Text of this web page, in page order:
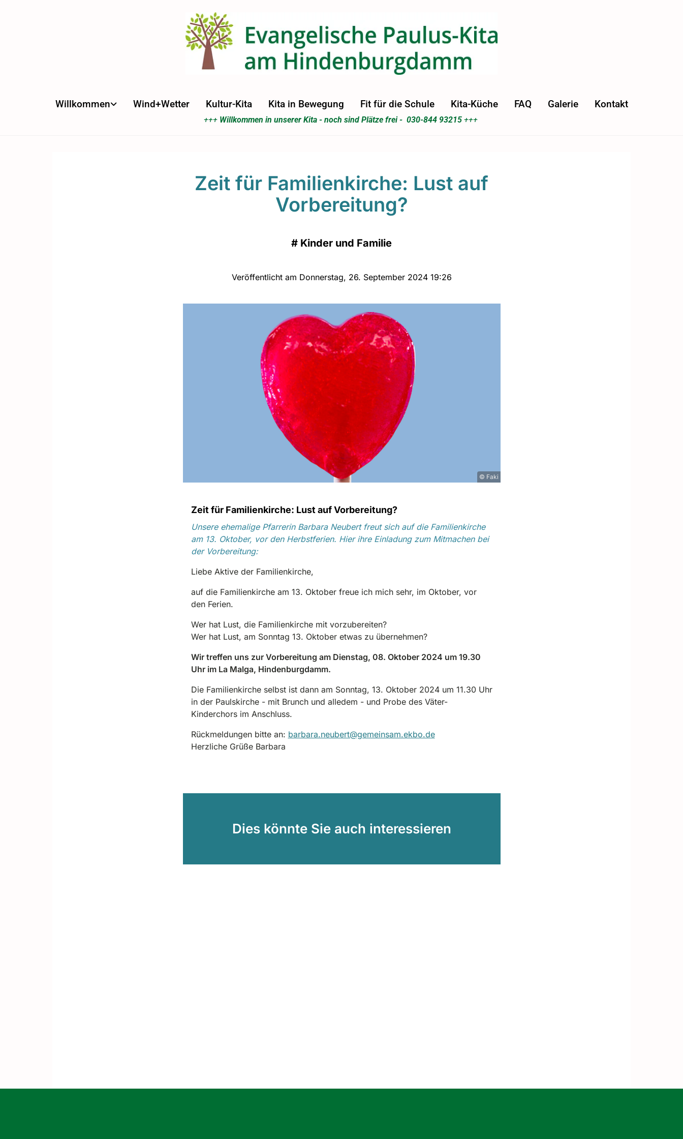
Willkommen Wind+Wetter Kultur-Kita Kita in Bewegung Fit für die Schule Kita-Küche FAQ Galerie Kontakt
+++ Willkommen in unserer Kita - noch sind Plätze frei - 030-844 93215+++
Zeit für Familienkirche: Lust auf
Vorbereitung?
# Kinder und Familie
Veröffentlicht am Donnerstag, 26. September 2024 19:26
© Faki
Zeit für Familienkirche: Lust auf Vorbereitung?
Unsere ehemalige Pfarrerin Barbara Neubert freut sich auf die Familienkirche
am 13. Oktober, vor den Herbstferien. Hier ihre Einladung zum Mitmachen bei
der Vorbereitung:
Liebe Aktive der Familienkirche,
auf die Familienkirche am 13. Oktober freue ich mich sehr, im Oktober, vor
den Ferien.
Wer hat Lust, die Familienkirche mit vorzubereiten?
Wer hat Lust, am Sonntag 13. Oktober etwas zu übernehmen?
Wir treffen uns zur Vorbereitung am Dienstag, 08. Oktober 2024 um 19.30
Uhr im La Malga, Hindenburgdamm.
Die Familienkirche selbst ist dann am Sonntag, 13. Oktober 2024 um 11.30 Uhr
in der Paulskirche - mit Brunch und alledem - und Probe des Väter-
Kinderchors im Anschluss.
Rückmeldungen bitte an: barbara.neubert@gemeinsam.ekbo.de
Herzliche Grüße Barbara
Dies könnte Sie auch interessieren